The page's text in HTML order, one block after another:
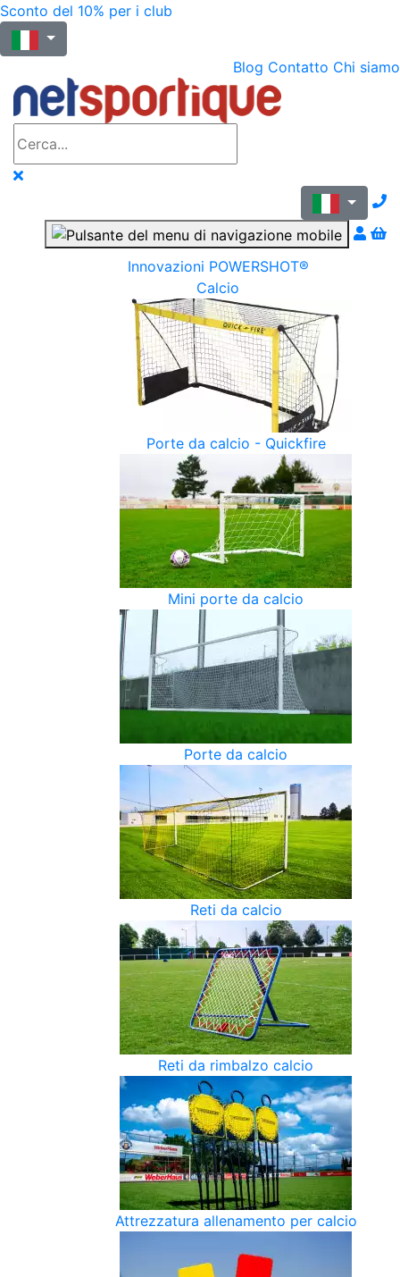
Sconto del 10% per i club
Blog Contatto Chi siamo
Innovazioni POWERSHOT®
Calcio
Porte da calcio - Quickfire
Mini porte da calcio
Porte da calcio
Reti da calcio
Reti da rimbalzo calcio
Attrezzatura allenamento per calcio